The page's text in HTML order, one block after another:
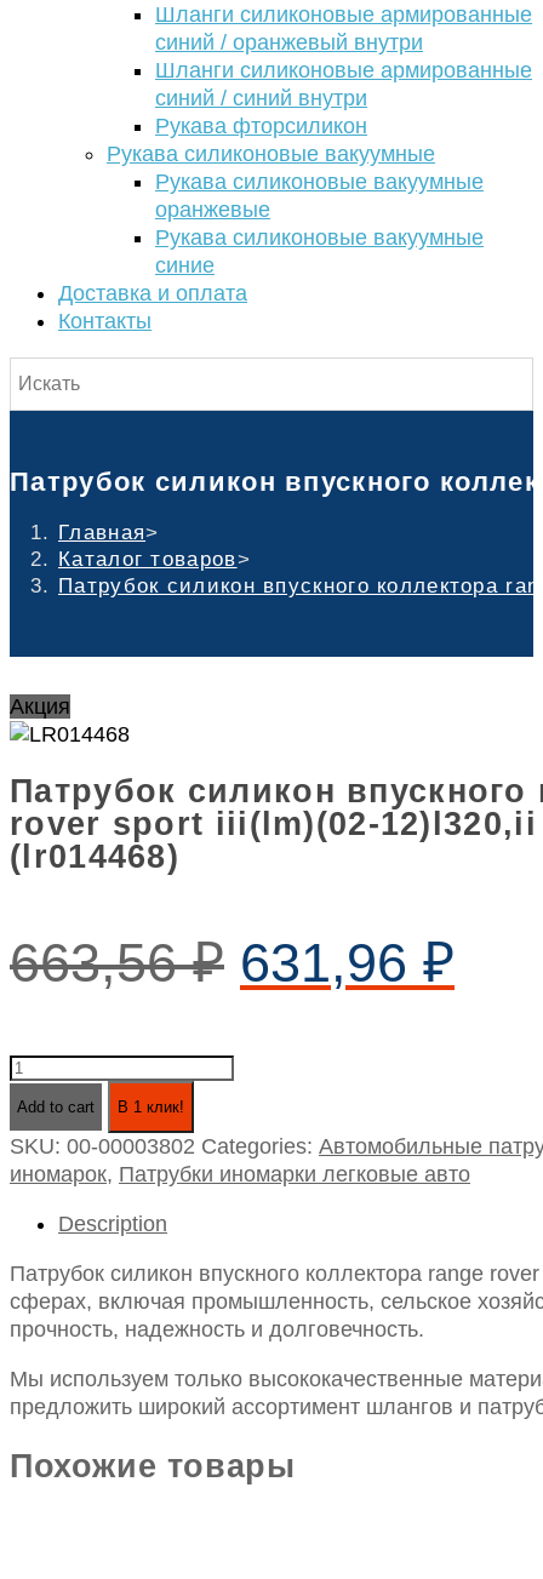
Шланги силиконовые армированные
синий / оранжевый внутри
Шланги силиконовые армированные
синий / синий внутри
Рукава фторсиликон
Рукава силиконовые вакуумные
Рукава силиконовые вакуумные
оранжевые
Рукава силиконовые вакуумные
синие
Доставка и оплата
Контакты
Патрубок силикон впускного
Главная>
Каталог товаров>
Патрубок силикон впускного коллектора
Акция
Патрубок силикон впускного
rover sport iii(lm)(02-12)l320,ii
(lr014468)
663,56₽ 631,96 ₽
Патрубок
коллектора
range
sport
iii(lm)
(02-
12)l320,ii
3.6
v8
32v
(lr014468)
quantity
Add to cart В 1 клик!
SKU: 00-00003802 Categories: Автомобильные
иномарок, Патрубки иномарки легковые авто
Description
Патрубок силикон впускного коллектора range
сферах, включая промышленность, сельское
прочность, надежность и долговечность.
Мы используем только высококачественные
предложить широкий ассортимент шлангов и
Похожие товары